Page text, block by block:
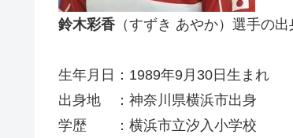
鈴木彩香 （すずき あやか）選手の
生年月日：1989年9月30日生まれ
出身地 ：神奈川県横浜市出身
学歴 ：横浜市立汐入小学校